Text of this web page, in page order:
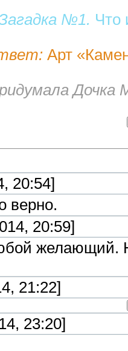
№1. Что
Арт
20:54]
верно.
20:59]
желающий.
21:22]
23:20]